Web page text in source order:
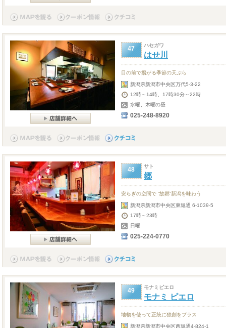
47 ハセガワ
はせ川
目の前で揚がる季節の天ぷら
新潟県新潟市中央区万代5-3-22
12時～14時、17時30分～22時
水曜、木曜の昼
025-248-8920
48 サト
郷
安らぎの空間で “故郷”新潟を味わう
新潟県新潟市中央区東堀通 6-1039-5
17時～23時
日曜
025-224-0770
49 モナミピエロ
モナミ ピエロ
地物を使って正統に独創をプラス
新潟県新潟市中央区西堀通4-824-1